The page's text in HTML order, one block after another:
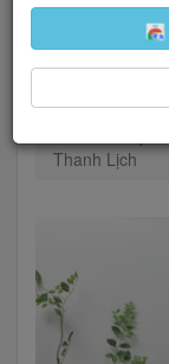
Trang chủ
Thanh Lịch